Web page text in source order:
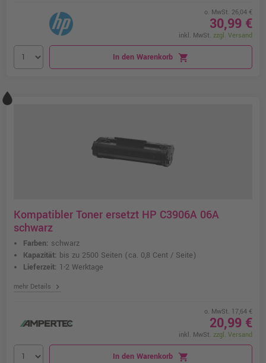
o. MwSt. 26,04 €
30,99 €
inkl. MwSt. zzgl. Versand
In den Warenkorb shopping_cart
Kompatibler Toner ersetzt HP C3906A 06A
schwarz
Farben: schwarz
Kapazität: bis zu 2500 Seiten (ca. 0,8 Cent / Seite)
Lieferzeit: 1-2 Werktage
mehr Details chevron_right
o. MwSt. 17,64 €
20,99 €
inkl. MwSt. zzgl. Versand
In den Warenkorb shopping_cart